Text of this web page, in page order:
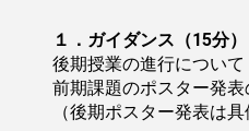
１．ガイダンス（15分）
後期授業の進行につい
前期課題のポスター発
（後期ポスター発表は